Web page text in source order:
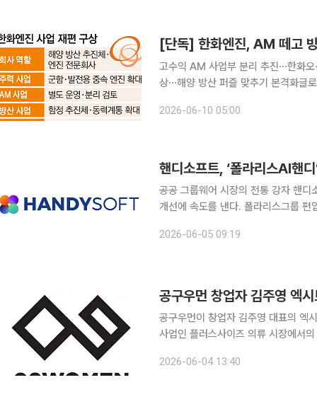
고수익 AM 사업부 분리 추진⋯한화오
상⋯해양 방산 퍼즐 맞추기 본격화글
의 ‘원팀 승부수’가 이번에는 한화엔
2026-06-10 05:00
핸디소프트, ‘폴라리스AI핸
공공 그룹웨어 시장의 전통 강자 핸
개선에 속도를 낸다. 폴라리스그룹
결의를 통해 7월 15일 임시주주총회
2026-06-05 09:19
공구우먼 창업자 김주영 엑
공구우먼이 창업자 김주영 대표의 엑
사업인 플러스사이즈 의류 시장에서
하고 인공지능(AI) 기반 패션·커머스
2026-06-04 13:40